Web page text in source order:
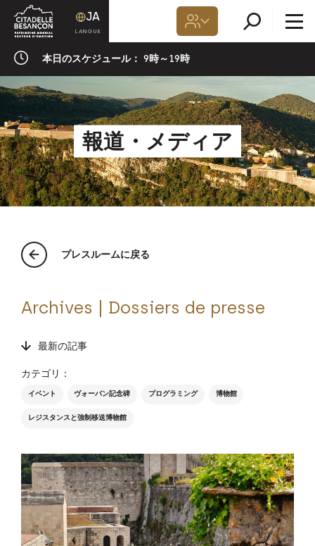
本日のスケジュール： 9時～19時
JA
報道・メディア
プレスルームに戻る
Archives | Dossiers de presse
最新の記事
カテゴリ：
イベント ヴォーバン記念碑 プログラミング 博物館
レジスタンスと強制移送博物館